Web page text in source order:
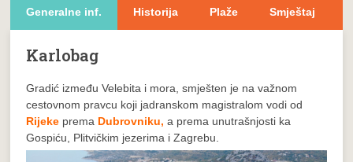
Generalne inf. Historija Plaže Smještaj
Karlobag
Gradić između Velebita i mora, smješten je na važnom
cestovnom pravcu koji jadranskom magistralom vodi od
Rijeke prema Dubrovniku, a prema unutrašnjosti ka
Gospiću, Plitvičkim jezerima i Zagrebu.